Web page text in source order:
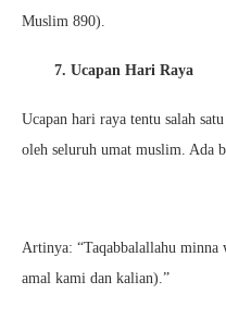
Muslim 890).
7. Ucapan Hari Raya
Ucapan hari raya tentu salah
oleh seluruh umat muslim. Ada
Artinya: “Taqabbalallahu minna
amal kami dan kalian).”